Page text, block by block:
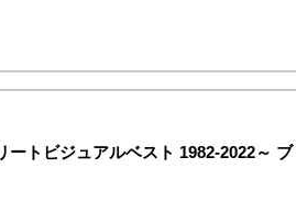
トビジュアルベスト 1982-2022～ ブ